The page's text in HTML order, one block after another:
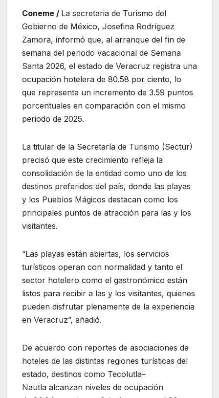
Coneme / La secretaria de Turismo del
Gobierno de México, Josefina Rodríguez
Zamora, informó que, al arranque del fin de
semana del periodo vacacional de Semana
Santa 2026, el estado de Veracruz registra una
ocupación hotelera de 80.58 por ciento, lo
que representa un incremento de 3.59 puntos
porcentuales en comparación con el mismo
periodo de 2025.
La titular de la Secretaría de Turismo (Sectur)
precisó que este crecimiento refleja la
consolidación de la entidad como uno de los
destinos preferidos del país, donde las playas
y los Pueblos Mágicos destacan como los
principales puntos de atracción para las y los
visitantes.
“Las playas están abiertas, los servicios
turísticos operan con normalidad y tanto el
sector hotelero como el gastronómico están
listos para recibir a las y los visitantes, quienes
pueden disfrutar plenamente de la experiencia
en Veracruz”, añadió.
De acuerdo con reportes de asociaciones de
hoteles de las distintas regiones turísticas del
estado, destinos como Tecolutla–
Nautla alcanzan niveles de ocupación